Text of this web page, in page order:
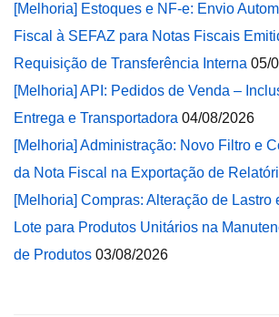
[Melhoria] Estoques e NF-e: Envio
Fiscal à SEFAZ para Notas Fiscais
Requisição de Transferência Interna 05/
[Melhoria] API: Pedidos de Venda –
Entrega e Transportadora 04/08/2026
[Melhoria] Administração: Novo Filtro e
da Nota Fiscal na Exportação de
[Melhoria] Compras: Alteração de Lastro
Lote para Produtos Unitários na
de Produtos 03/08/2026